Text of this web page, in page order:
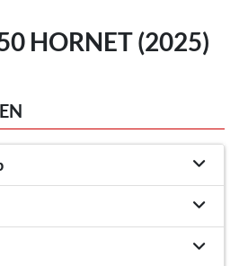
HORNET (2025)